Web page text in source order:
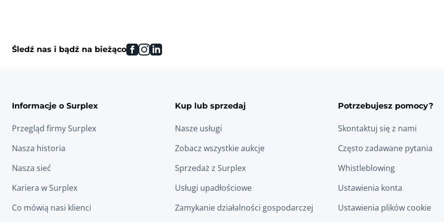
Śledź nas i bądź na bieżąco facebook
instagram
linkedin
Informacje o Surplex
Przegląd firmy Surplex
Nasza historia
Nasza sieć
Kariera w Surplex
Co mówią nasi klienci
Kup lub sprzedaj
Nasze usługi
Zobacz wszystkie aukcje
Sprzedaż z Surplex
Usługi upadłościowe
Zamykanie działalności gospodarczej
Potrzebujesz pomocy?
Skontaktuj się z nami
Często zadawane pytania
Whistleblowing
Ustawienia konta
Ustawienia plików cookie